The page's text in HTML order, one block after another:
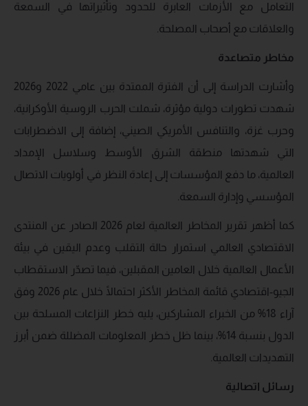
التعامل مع الأزمات العابرة للحدود وتأثيراتها في السمعة
والعلاقات مع أصحاب المصلحة.
مخاطر متصاعدة
وأشارت الدراسة إلى أن الفترة الممتدة بين عامي 2022 و2026
شهدت تطورات دولية مؤثرة، شملت الحرب الروسية الأوكرانية،
وحرب غزة، والتنافس الأمريكي الصيني، إضافة إلى الاضطرابات
التي شهدتها منطقة الشرق الأوسط وسلاسل الإمداد
العالمية، ما دفع المؤسسات إلى إعادة النظر في أولويات الاتصال
المؤسسي وإدارة السمعة.
كما أظهر تقرير المخاطر العالمية لعام 2026 الصادر عن المنتدى
الاقتصادي العالمي استمرار حالة التقلب وعدم اليقين في بيئة
الأعمال العالمية خلال العامين المقبلين، فيما تصدّر الاستقطاب
الجيو-اقتصادي قائمة المخاطر الأكثر احتمالًا خلال عام 2026 وفق
آراء 18% من الخبراء المشاركين، يليه خطر النزاعات المسلحة بين
الدول بنسبة 14%، بينما ظل خطر المعلومات المضللة ضمن أبرز
التهديدات العالمية.
رسائل اتصالية